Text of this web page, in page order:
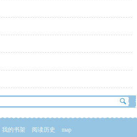
我的书架 阅读历史 map